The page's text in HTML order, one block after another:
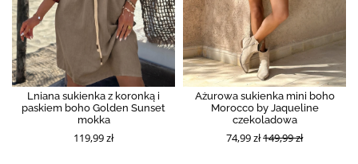
Lniana sukienka z koronką i
paskiem boho Golden Sunset
mokka
119,99 zł
Ażurowa sukienka mini boho
Morocco by Jaqueline
czekoladowa
74,99 zł149,99 zł